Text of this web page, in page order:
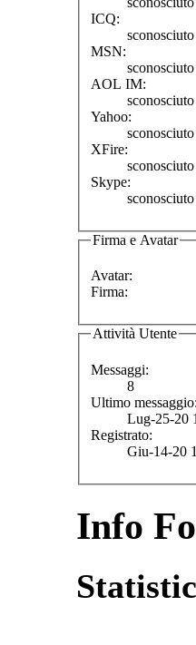
ICQ:
sconosciuto
MSN:
sconosciuto
AOL IM:
sconosciuto
Yahoo:
sconosciuto
XFire:
sconosciuto
Skype:
sconosciuto
Firma e Avatar
Avatar:
Firma:
Attività Utente
Messaggi:
8
Ultimo messaggio:
Lug-25-20
Registrato:
Giu-14-20
Info